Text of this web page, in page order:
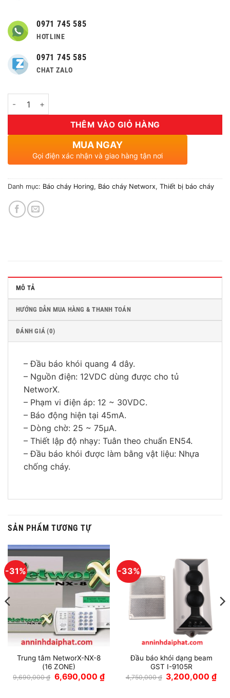
0971 745 585
HOTLINE
0971 745 585
CHAT ZALO
Số lượng
THÊM VÀO GIỎ HÀNG
MUA NGAY
Gọi điện xác nhận và giao hàng tận nơi
Danh mục: Báo cháy Horing, Báo cháy Networx, Thiết bị báo cháy
MÔ TẢ
HƯỚNG DẪN MUA HÀNG & THANH TOÁN
ĐÁNH GIÁ (0)
– Đầu báo khói quang 4 dây.
– Nguồn điện: 12VDC dùng được cho tủ
NetworX.
– Phạm vi điện áp: 12 ~ 30VDC.
– Báo động hiện tại 45mA.
– Dòng chờ: 25 ~ 75μA.
– Thiết lập độ nhạy: Tuân theo chuẩn EN54.
– Đầu báo khói được làm bằng vật liệu: Nhựa
chống cháy.
SẢN PHẨM TƯƠNG TỰ
-31%
Trung tâm NetworX-NX-8
(16 ZONE)
9,690,000₫ Giá
gốc
6,690,000 ₫Giá
hiện
-33%
Đầu báo khói dạng beam
GST I-9105R
4,750,000₫ Giá
gốc
3,200,000₫Giá